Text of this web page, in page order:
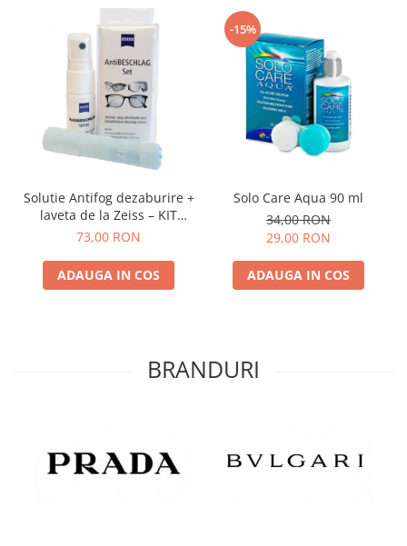
Solutie Antifog dezaburire +
laveta de la Zeiss – KIT
COMPLET
73,00 RON
ADAUGA IN COS
-15%
Solo Care Aqua 90 ml
34,00 RON
29,00 RON
ADAUGA IN COS
BRANDURI